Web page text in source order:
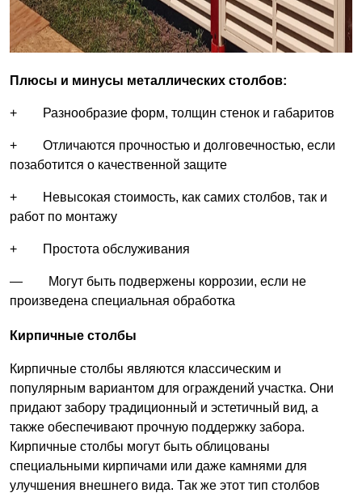
Плюсы и минусы металлических столбов:
+ Разнообразие форм, толщин стенок и габаритов
+ Отличаются прочностью и долговечностью, если
позаботится о качественной защите
+ Невысокая стоимость, как самих столбов, так и
работ по монтажу
+ Простота обслуживания
— Могут быть подвержены коррозии, если не
произведена специальная обработка
Кирпичные столбы
Кирпичные столбы являются классическим и
популярным вариантом для ограждений участка. Они
придают забору традиционный и эстетичный вид, а
также обеспечивают прочную поддержку забора.
Кирпичные столбы могут быть облицованы
специальными кирпичами или даже камнями для
улучшения внешнего вида. Так же этот тип столбов